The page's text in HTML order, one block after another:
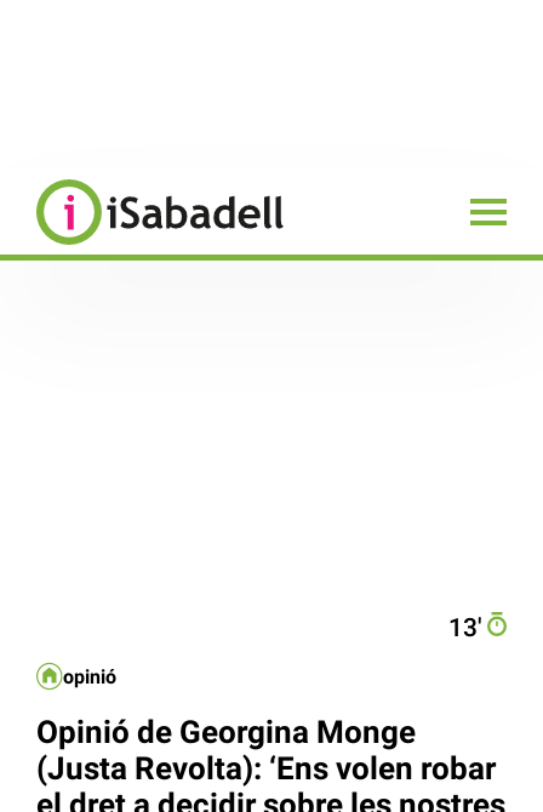
13′
opinió
Opinió de Georgina Monge
(Justa Revolta): ‘Ens volen robar
el dret a decidir sobre les nostres